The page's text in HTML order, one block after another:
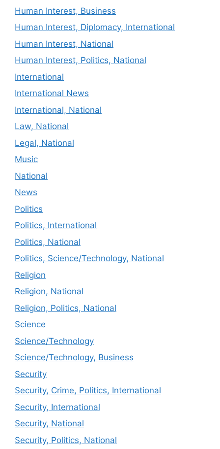
Human Interest, Business
Human Interest, Diplomacy, International
Human Interest, National
Human Interest, Politics, National
International
International News
International, National
Law, National
Legal, National
Music
National
News
Politics
Politics, International
Politics, National
Politics, Science/Technology, National
Religion
Religion, National
Religion, Politics, National
Science
Science/Technology
Science/Technology, Business
Security
Security, Crime, Politics, International
Security, International
Security, National
Security, Politics, National